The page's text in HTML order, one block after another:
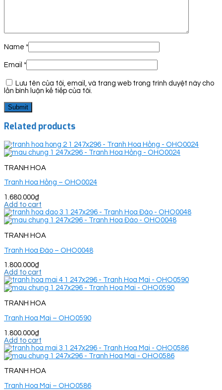
Name *
Email *
Lưu tên của tôi, email, và trang web trong trình duyệt này cho
lần bình luận kế tiếp của tôi.
Related products
TRANH HOA
Tranh Hoa Hồng – OHO0024
1.680.000₫
Add to cart
TRANH HOA
Tranh Hoa Đào – OHO0048
1.800.000₫
Add to cart
TRANH HOA
Tranh Hoa Mai – OHO0590
1.800.000₫
Add to cart
TRANH HOA
Tranh Hoa Mai – OHO0586